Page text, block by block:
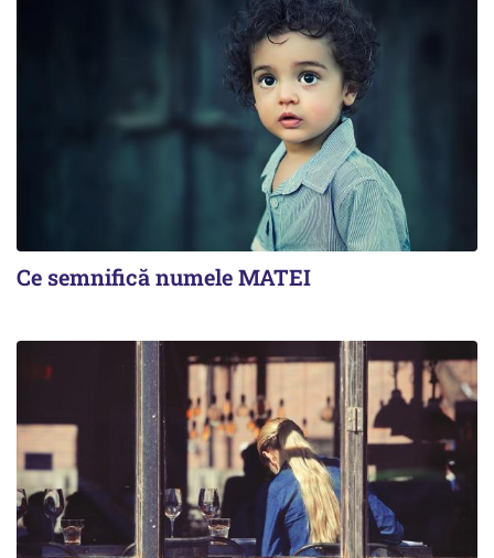
Ce semnifică numele MATEI